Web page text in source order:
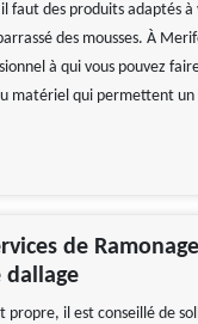
il faut des produits adaptés
des mousses. À
à qui vous pouvez
matériel qui permettent
de
dallage
il est conseillé de